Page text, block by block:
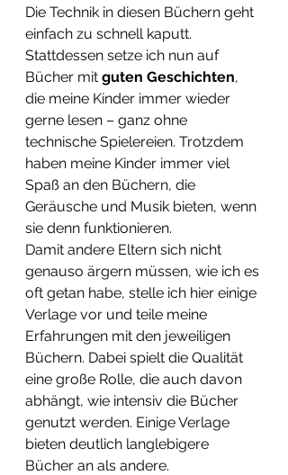
Die Technik in diesen Büchern geht
einfach zu schnell kaputt.
Stattdessen setze ich nun auf
Bücher mit guten Geschichten,
die meine Kinder immer wieder
gerne lesen – ganz ohne
technische Spielereien. Trotzdem
haben meine Kinder immer viel
Spaß an den Büchern, die
Geräusche und Musik bieten, wenn
sie denn funktionieren.
Damit andere Eltern sich nicht
genauso ärgern müssen, wie ich es
oft getan habe, stelle ich hier einige
Verlage vor und teile meine
Erfahrungen mit den jeweiligen
Büchern. Dabei spielt die Qualität
eine große Rolle, die auch davon
abhängt, wie intensiv die Bücher
genutzt werden. Einige Verlage
bieten deutlich langlebigere
Bücher an als andere.